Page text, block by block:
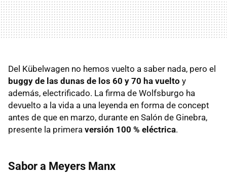
Del Kübelwagen no hemos vuelto a saber nada, pero el
buggy de las dunas de los 60 y 70 ha vuelto y
además, electrificado. La firma de Wolfsburgo ha
devuelto a la vida a una leyenda en forma de concept
antes de que en marzo, durante en Salón de Ginebra,
presente la primera versión 100 % eléctrica.
Sabor a Meyers Manx